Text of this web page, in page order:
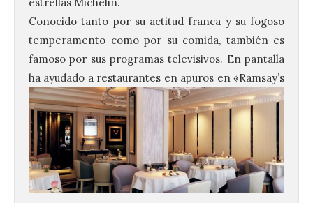
Conocido tanto por su actitud franca y su fogoso
temperamento como por su comida, también es
famoso por sus programas televisivos. En pantalla
ha ayudado a restaurantes en apuros en «Ramsay’s